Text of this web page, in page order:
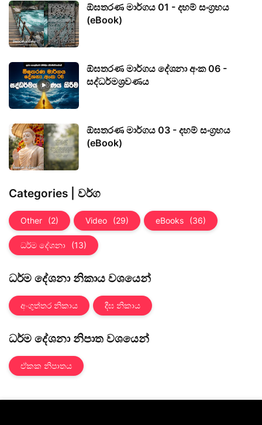
ඕඝතරණ මාර්ගය 01 - දහම් සංග්‍රහය
(eBook)
ඕඝතරණ මාර්ගය දේශනා අංක 06 -
සද්ධර්මශ්‍රවණය
ඕඝතරණ මාර්ගය 03 - දහම් සංග්‍රහය
(eBook)
Categories | වර්ග
Other (2) Video (29) eBooks (36)
ධර්ම දේශනා (13)
ධර්ම දේශනා නිකාය වශයෙන්
අංගුත්තර නිකාය දීඝ නිකාය
ධර්ම දේශනා නිපාත වශයෙන්
ඒකක නිපාතය